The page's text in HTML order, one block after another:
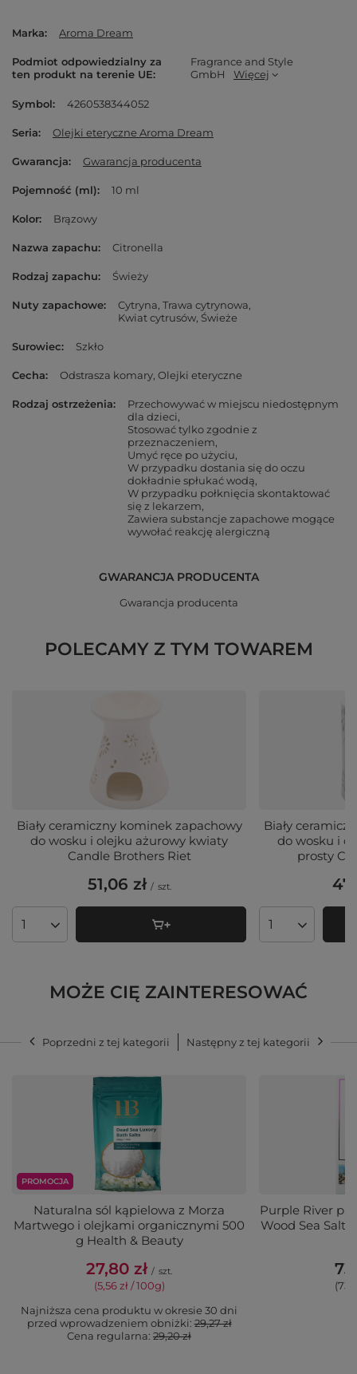
Marka Aroma Dream
Podmiot odpowiedzialny za
ten produkt na terenie UE
Fragrance and Style
GmbH
Więcej
Symbol 4260538344052
Seria Olejki eteryczne Aroma Dream
Gwarancja Gwarancja producenta
Pojemność (ml) 10 ml
Kolor Brązowy
Nazwa zapachu Citronella
Rodzaj zapachu Świeży
Nuty zapachowe Cytryna Trawa cytrynowa
Kwiat cytrusów Świeże
Surowiec Szkło
Cecha Odstrasza komary Olejki eteryczne
Rodzaj ostrzeżenia
Przechowywać w miejscu niedostępnym
dla dzieci
Stosować tylko zgodnie z
przeznaczeniem
Umyć ręce po użyciu
W przypadku dostania się do oczu
dokładnie spłukać wodą
W przypadku połknięcia skontaktować
się z lekarzem
Zawiera substancje zapachowe mogące
wywołać reakcję alergiczną
GWARANCJA PRODUCENTA
Gwarancja producenta
POLECAMY Z TYM TOWAREM
Biały ceramiczny kominek zapachowy
do wosku i olejku ażurowy kwiaty
Candle Brothers Riet
51,06 zł / szt.
Ilość produktów
Biały
do wosku i
prosty
Ilość
MOŻE CIĘ ZAINTERESOWAĆ
Poprzedni z tej kategorii Następny z tej kategorii
PROMOCJA
Naturalna sól kąpielowa z Morza
Martwego i olejkami organicznymi 500
g Health & Beauty
27,80 zł / szt.
(5,56 zł / 100g)
Najniższa cena produktu w okresie 30 dni
przed wprowadzeniem obniżki:29,27 zł
Cena regularna: 29,20 zł
Purple River
Wood Sea Salt